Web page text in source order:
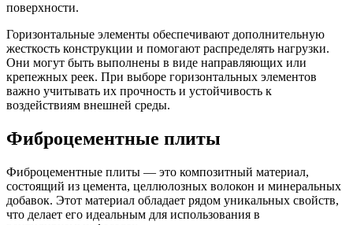
поверхности.
Горизонтальные элементы обеспечивают дополнительную
жесткость конструкции и помогают распределять нагрузки.
Они могут быть выполнены в виде направляющих или
крепежных реек. При выборе горизонтальных элементов
важно учитывать их прочность и устойчивость к
воздействиям внешней среды.
Фиброцементные плиты
Фиброцементные плиты — это композитный материал,
состоящий из цемента, целлюлозных волокон и минеральных
добавок. Этот материал обладает рядом уникальных свойств,
что делает его идеальным для использования в